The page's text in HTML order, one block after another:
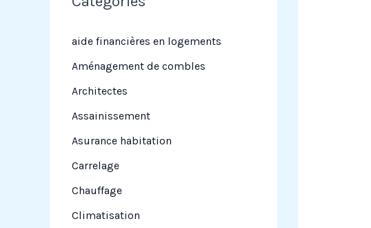
r
r
:
aide financières en logements
Aménagement de combles
Architectes
Assainissement
Asurance habitation
Carrelage
Chauffage
Climatisation